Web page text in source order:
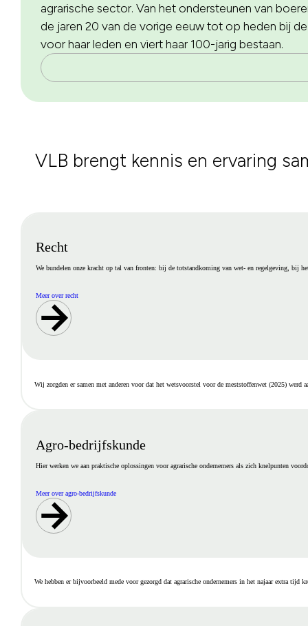
agrarische sector. Van het ondersteunen van
de jaren 20 van de vorige eeuw tot op heden bij
voor haar leden en viert haar 100-jarig bestaan.
VLB brengt kennis en ervaring
Recht
We bundelen onze kracht op tal van fronten: bij de totstandkoming van wet- en regelgeving, bij
Meer over recht
Wij zorgden er samen met anderen voor dat het wetsvoorstel voor de meststoffenwet (2025)
Agro-bedrijfskunde
Hier werken we aan praktische oplossingen voor agrarische ondernemers als zich knelpunten
Meer over agro-bedrijfskunde
We hebben er bijvoorbeeld mede voor gezorgd dat agrarische ondernemers in het najaar extra tijd